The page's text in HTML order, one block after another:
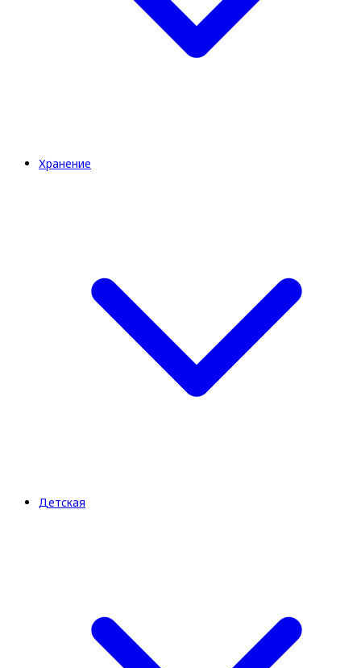
Хранение
Детская